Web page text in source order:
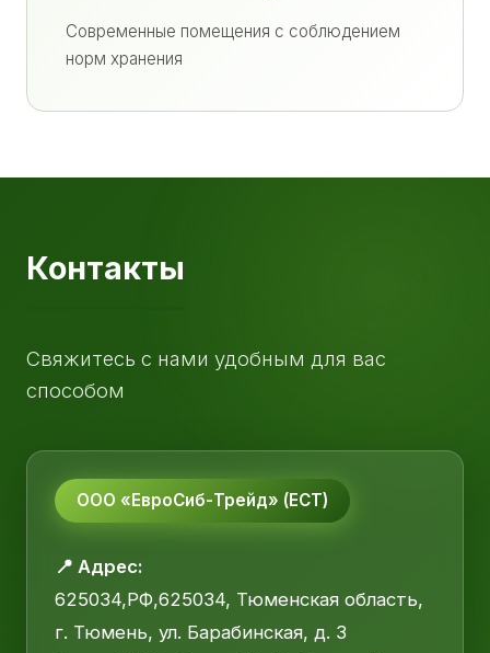
Современные помещения с соблюдением
норм хранения
Контакты
Свяжитесь с нами удобным для вас
способом
ООО «ЕвроСиб-Трейд» (ЕСТ)
📍 Адрес:
625034,РФ,625034, Тюменская область,
г. Тюмень, ул. Барабинская, д. 3